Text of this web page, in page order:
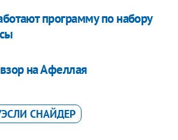
программу по набору
на Афеллая
СНАЙДЕР